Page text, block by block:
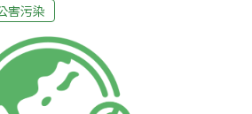
。當地漁民認為，當地一座發電廠
害污染